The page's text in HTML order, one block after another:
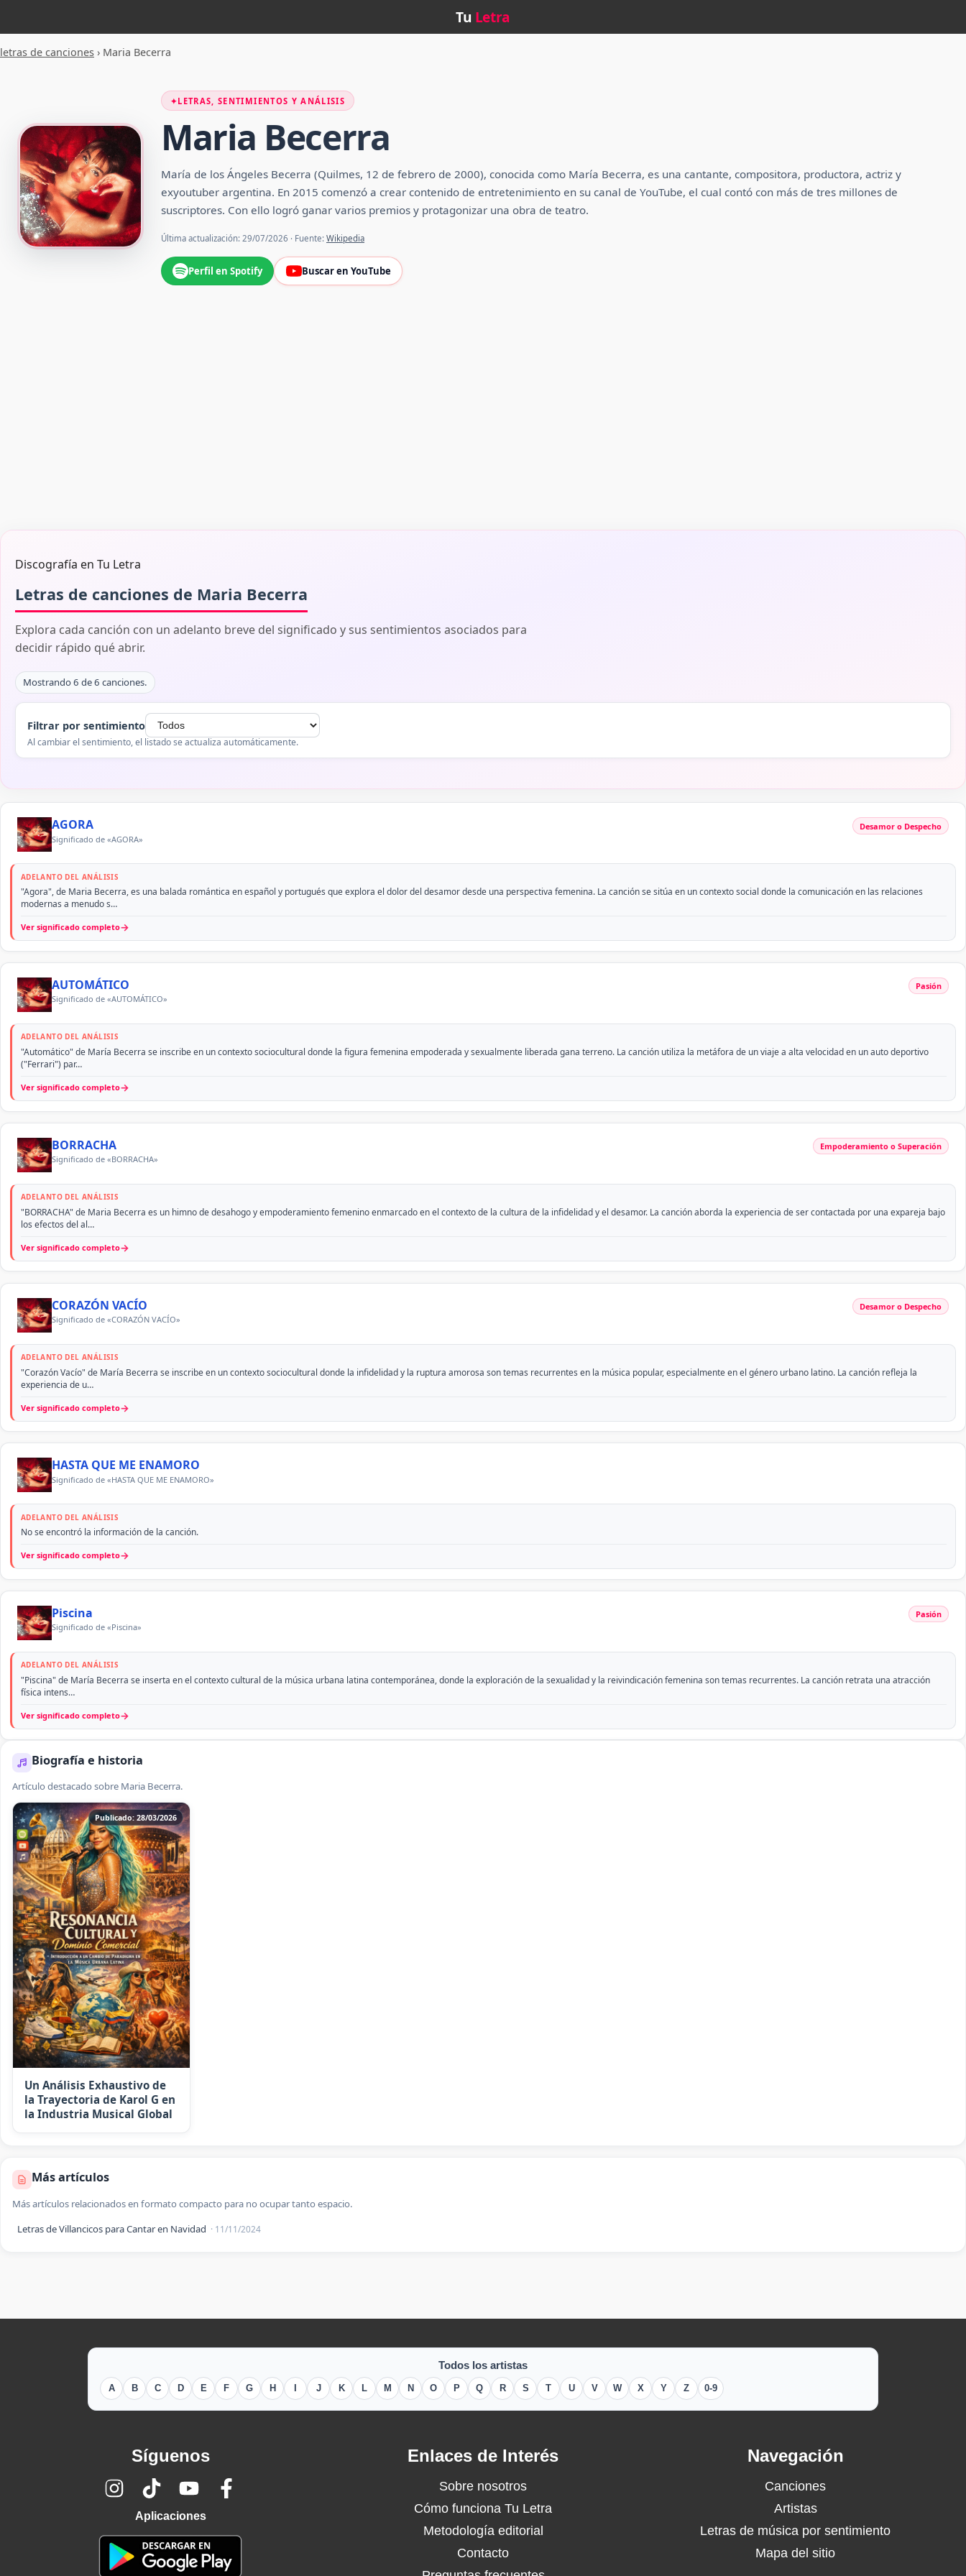
Tu Letra
letras de canciones › Maria Becerra
✦LETRAS, SENTIMIENTOS Y ANÁLISIS
Maria Becerra
María de los Ángeles Becerra (Quilmes, 12 de febrero de 2000), conocida como María Becerra, es una cantante, compositora, productora, actriz y
exyoutuber argentina. En 2015 comenzó a crear contenido de entretenimiento en su canal de YouTube, el cual contó con más de tres millones de
suscriptores. Con ello logró ganar varios premios y protagonizar una obra de teatro.
Última actualización: 29/07/2026 · Fuente: Wikipedia
Perfil en Spotify Buscar en YouTube
Discografía en Tu Letra
Letras de canciones de Maria Becerra
Explora cada canción con un adelanto breve del significado y sus sentimientos asociados para
decidir rápido qué abrir.
Mostrando 6 de 6 canciones.
Filtrar por sentimiento
Al cambiar el sentimiento, el listado se actualiza automáticamente.
AGORA
Significado de «AGORA»
Desamor o Despecho
ADELANTO DEL ANÁLISIS
"Agora", de Maria Becerra, es una balada romántica en español y portugués que explora el dolor del desamor desde una perspectiva femenina. La canción se sitúa en un contexto social donde la comunicación en las relaciones
modernas a menudo s…
Ver significado completo→
AUTOMÁTICO
Significado de «AUTOMÁTICO»
Pasión
ADELANTO DEL ANÁLISIS
"Automático" de María Becerra se inscribe en un contexto sociocultural donde la figura femenina empoderada y sexualmente liberada gana terreno. La canción utiliza la metáfora de un viaje a alta velocidad en un auto deportivo
("Ferrari") par…
Ver significado completo→
BORRACHA
Significado de «BORRACHA»
Empoderamiento o Superación
ADELANTO DEL ANÁLISIS
"BORRACHA" de Maria Becerra es un himno de desahogo y empoderamiento femenino enmarcado en el contexto de la cultura de la infidelidad y el desamor. La canción aborda la experiencia de ser contactada por una expareja bajo
los efectos del al…
Ver significado completo→
CORAZÓN VACÍO
Significado de «CORAZÓN VACÍO»
Desamor o Despecho
ADELANTO DEL ANÁLISIS
"Corazón Vacío" de María Becerra se inscribe en un contexto sociocultural donde la infidelidad y la ruptura amorosa son temas recurrentes en la música popular, especialmente en el género urbano latino. La canción refleja la
experiencia de u…
Ver significado completo→
HASTA QUE ME ENAMORO
Significado de «HASTA QUE ME ENAMORO»
ADELANTO DEL ANÁLISIS
No se encontró la información de la canción.
Ver significado completo→
Piscina
Significado de «Piscina»
Pasión
ADELANTO DEL ANÁLISIS
"Piscina" de María Becerra se inserta en el contexto cultural de la música urbana latina contemporánea, donde la exploración de la sexualidad y la reivindicación femenina son temas recurrentes. La canción retrata una atracción
física intens…
Ver significado completo→
Biografía e historia
Artículo destacado sobre Maria Becerra.
Publicado: 28/03/2026
Un Análisis Exhaustivo de
la Trayectoria de Karol G en
la Industria Musical Global
Más artículos
Más artículos relacionados en formato compacto para no ocupar tanto espacio.
Letras de Villancicos para Cantar en Navidad · 11/11/2024
Todos los artistas
A B C D E F G H J K L M N O P Q R S T U V W X Y Z 0-9
Síguenos
Aplicaciones
Enlaces de Interés
Sobre nosotros
Cómo funciona Tu Letra
Metodología editorial
Contacto
Navegación
Canciones
Artistas
Letras de música por sentimiento
Mapa del sitio